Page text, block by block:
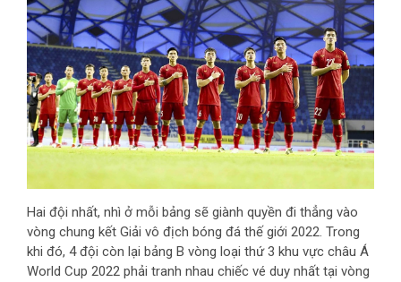
Hai đội nhất, nhì ở mỗi bảng sẽ giành quyền đi thẳng vào
vòng chung kết Giải vô địch bóng đá thế giới 2022. Trong
khi đó, 4 đội còn lại bảng B vòng loại thứ 3 khu vực châu Á
World Cup 2022 phải tranh nhau chiếc vé duy nhất tại vòng